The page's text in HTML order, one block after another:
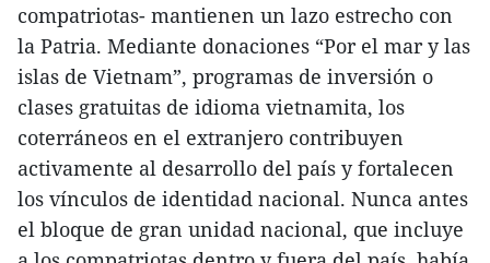
compatriotas- mantienen un lazo estrecho con
la Patria. Mediante donaciones “Por el mar y las
islas de Vietnam”, programas de inversión o
clases gratuitas de idioma vietnamita, los
coterráneos en el extranjero contribuyen
activamente al desarrollo del país y fortalecen
los vínculos de identidad nacional. Nunca antes
el bloque de gran unidad nacional, que incluye